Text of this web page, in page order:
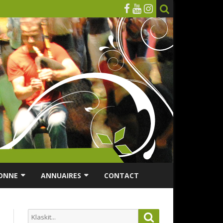
ANNUAIRES
ANNUAIRES DES MUSICIENS
CONTACT
Search